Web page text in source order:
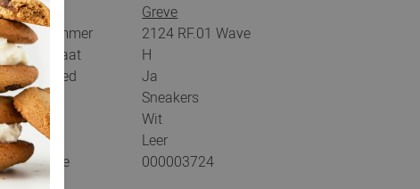
Merk
Greve
Artikelnummer
2124 RF.01 Wave
Breedtemaat
H
Los voetbed
Ja
Categorie
Sneakers
Kleur
Wit
Materiaal
Leer
Bestelcode
000003724